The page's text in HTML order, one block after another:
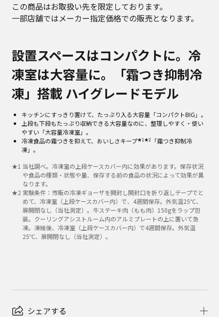
この商品はお取扱い先を限定しております。
一部店舗ではメーカー指定価格での販売となります。
設置スペースはコンパクトに。冷
凍室は大容量に。「霜つき抑制冷
凍」搭載 ハイグレードモデル
キッチンにすっきり置けて、たっぷり入る大容量「コンパクトBIG」。
上段も下段もたっぷり収納できる大容量なのに、整理しやすく・使い
やすい「大容量冷凍室」。
冷凍食品の霜つきを抑えて、おいしさキープ★1★2
「霜つき抑制冷
凍」。
★1 当社調べ。冷凍室の上段ケースカバー内に効果があります。保存状況
や食品の種類・状態や量、保存する前の食品の状況によって効果が異
なります。
★2 実験条件：市販の冷凍ギョーザを開封し開封口を折り返しテープでと
めて、冷凍室（上段ケースカバー内）で、4週間保存。外気温25℃、
扉開閉なし（当社測定）。牛ステーキ肉（もも肉）150gをラップ包
装。クーリングアシストルーム内のアルミプレートの上に置いて急
凍。凍結後、冷凍室（上段ケースカバー内）で4週間保存。外気温
25℃、扉開閉なし（当社測定）。
シェアする